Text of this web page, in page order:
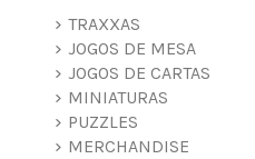
TRAXXAS
JOGOS DE MESA
JOGOS DE CARTAS
MINIATURAS
PUZZLES
MERCHANDISE